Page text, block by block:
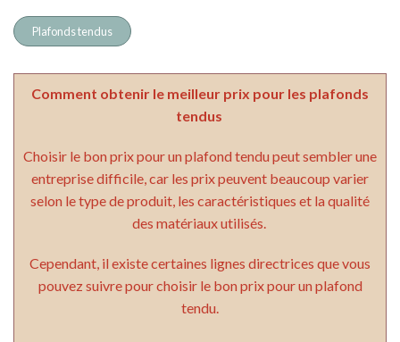
Plafonds tendus
Comment obtenir le meilleur prix pour les plafonds
tendus
Choisir le bon prix pour un plafond tendu peut sembler une
entreprise difficile, car les prix peuvent beaucoup varier
selon le type de produit, les caractéristiques et la qualité
des matériaux utilisés.
Cependant, il existe certaines lignes directrices que vous
pouvez suivre pour choisir le bon prix pour un plafond
tendu.